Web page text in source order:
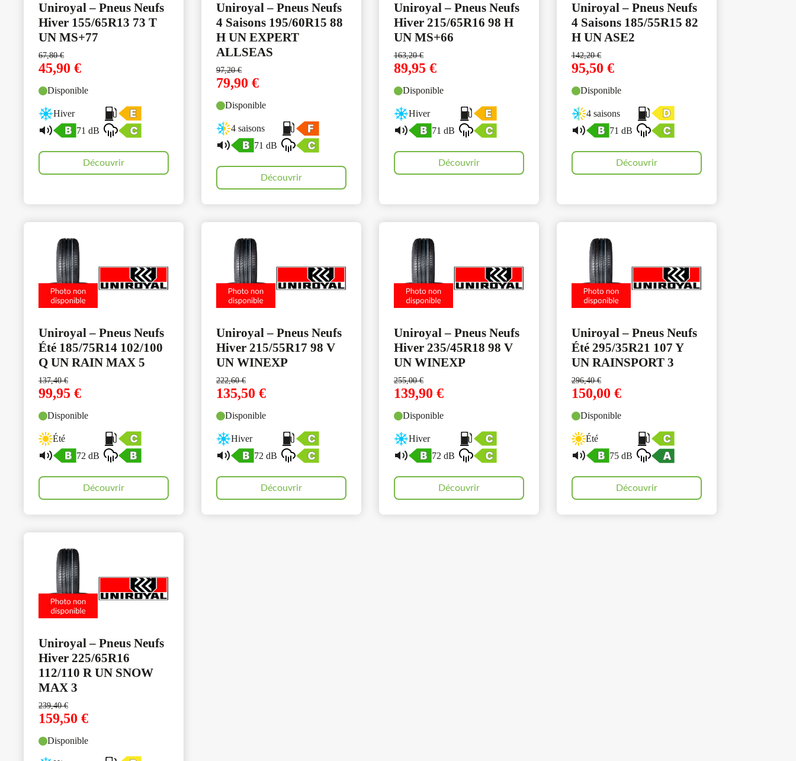
Uniroyal – Pneus Neufs
Hiver 155/65R13 73 T
UN MS+77
67,80€
45,90 €
Disponible
Hiver
71 dB
Découvrir
Uniroyal – Pneus Neufs
4 Saisons 195/60R15 88
H UN EXPERT
ALLSEAS
97,20€
79,90 €
Disponible
4 saisons
71 dB
Découvrir
Uniroyal – Pneus Neufs
Hiver 215/65R16 98 H
UN MS+66
163,20€
89,95 €
Disponible
Hiver
71 dB
Découvrir
Uniroyal – Pneus Neufs
4 Saisons 185/55R15 82
H UN ASE2
142,20€
95,50 €
Disponible
4 saisons
71 dB
Découvrir
Uniroyal – Pneus Neufs
Été 185/75R14 102/100
Q UN RAIN MAX 5
137,40€
99,95 €
Disponible
Été
72 dB
Découvrir
Uniroyal – Pneus Neufs
Hiver 215/55R17 98 V
UN WINEXP
222,60€
135,50 €
Disponible
Hiver
72 dB
Découvrir
Uniroyal – Pneus Neufs
Hiver 235/45R18 98 V
UN WINEXP
255,00€
139,90 €
Disponible
Hiver
72 dB
Découvrir
Uniroyal – Pneus Neufs
Été 295/35R21 107 Y
UN RAINSPORT 3
296,40€
150,00 €
Disponible
Été
75 dB
Découvrir
Uniroyal – Pneus Neufs
Hiver 225/65R16
112/110 R UN SNOW
MAX 3
239,40€
159,50 €
Disponible